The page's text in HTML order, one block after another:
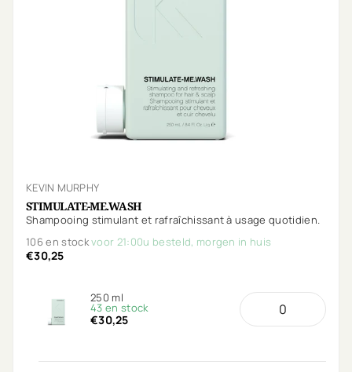
KEVIN MURPHY
STIMULATE-ME.WASH
Shampooing stimulant et rafraîchissant à usage quotidien.
106 en stockvoor 21:00u besteld, morgen in huis
€30,25
250 ml
43 en stock
€30,25